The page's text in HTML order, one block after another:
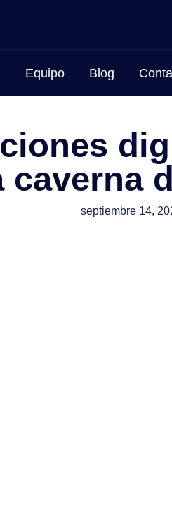
Equipo Blog
caverna
septiembre 14,